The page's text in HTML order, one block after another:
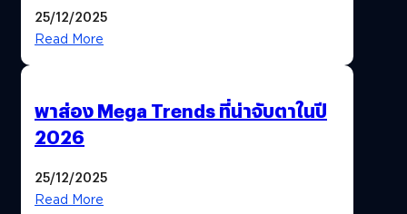
25/12/2025
Read More
พาส่อง Mega Trends ที่น่าจับตาในปี
2026
25/12/2025
Read More